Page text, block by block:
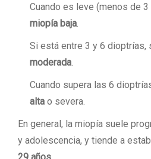
Cuando es leve (menos de
miopía baja.
Si está entre 3 y 6 dioptrías,
moderada.
Cuando supera las 6
alta o severa.
En general, la miopía suele
y adolescencia, y tiende a